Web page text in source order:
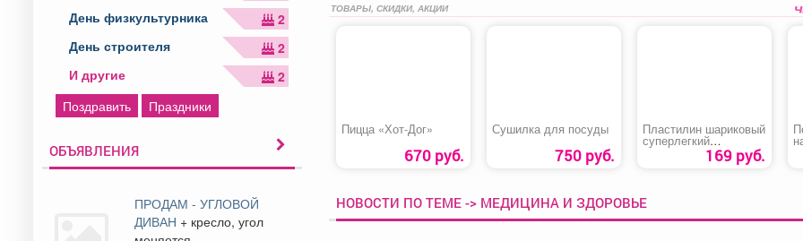
День физкультурника
2
День строителя
2
И другие
2
Поздравить
Праздники
ОБЪЯВЛЕНИЯ
ПРОДАМ - УГЛОВОЙ
ДИВАН + кресло, угол
ТОВАРЫ, СКИДКИ, АКЦИИ
Пицца «Хот-Дог»
670 руб.
Сушилка для посуды
750 руб.
Пластилин шариковый
суперлегкий
«Homecenter»169 руб.
НОВОСТИ ПО ТЕМЕ -> МЕДИЦИНА И ЗДОРОВЬЕ